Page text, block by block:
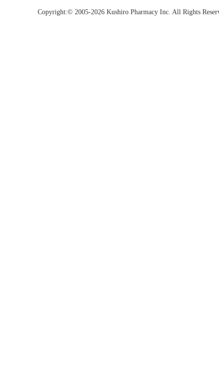
Copyright:© 2005-2026 Kushiro Pharmacy Inc. All Rights